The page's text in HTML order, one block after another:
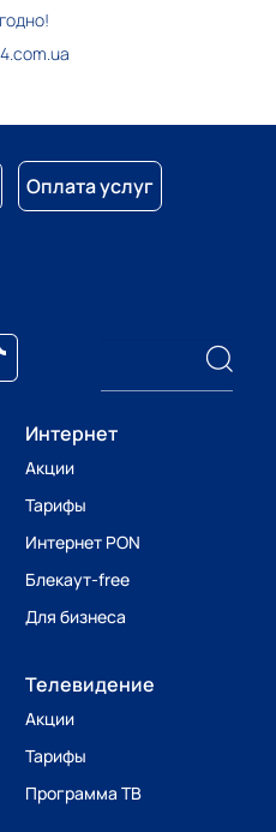
Оплата услуг
Интернет
Акции
Тарифы
Интернет PON
Блекаут-free
Для бизнеса
Телевидение
Акции
Тарифы
Программа ТВ